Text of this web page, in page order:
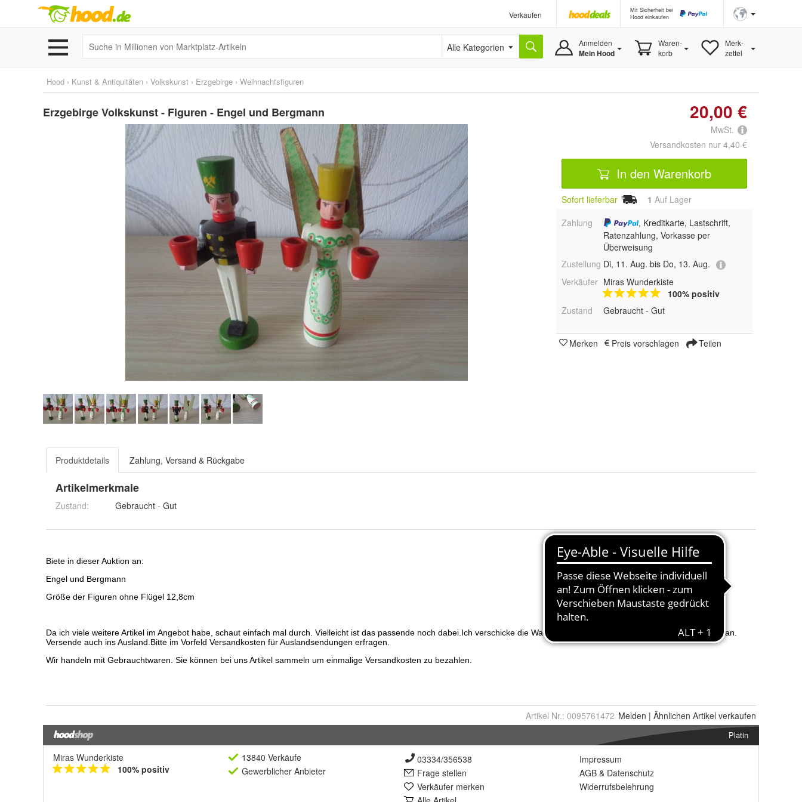
Verkaufen
Mit Sicherheit bei
Hood einkaufen
Alle Kategorien Anmelden
Mein Hood
Waren-
korb
Merk-
zettel
Hood › Kunst & Antiquitäten › Volkskunst › Erzgebirge › Weihnachtsfiguren
Erzgebirge Volkskunst - Figuren - Engel und Bergmann 20,00 €
MwSt.
Versandkosten nur 4,40 €
In den Warenkorb
Sofort lieferbar 1 Auf Lager
Zahlung
, Kreditkarte, Lastschrift,
Ratenzahlung, Vorkasse per
Überweisung
Zustellung Di, 11. Aug. bis Do, 13. Aug.
Verkäufer Miras Wunderkiste
100% positiv
Zustand
Gebraucht - Gut
Merken Preis vorschlagen Teilen
Produktdetails Zahlung, Versand & Rückgabe
Artikelmerkmale
Zustand: Gebraucht - Gut
Artikel Nr.: 0095761472 Melden | Ähnlichen Artikel verkaufen
Platin
Miras Wunderkiste
100% positiv
13840 Verkäufe
Gewerblicher Anbieter
03334/356538
Frage stellen
Verkäufer merken
Impressum
AGB & Datenschutz
Widerrufsbelehrung